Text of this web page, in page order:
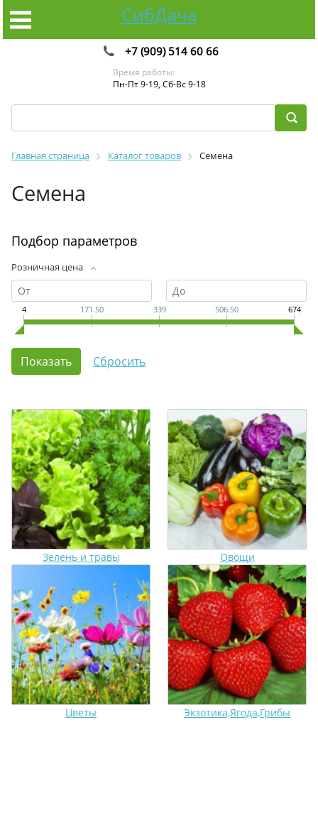
СибДача
+7 (909) 514 60 66
Время работы:
Пн-Пт 9-19, Сб-Вс 9-18
Главная страница Каталог товаров Семена
Семена
Подбор параметров
Розничная цена
4 171.50 339 506.50 674
Зелень и травы Овощи
Цветы Экзотика,Ягода,Грибы